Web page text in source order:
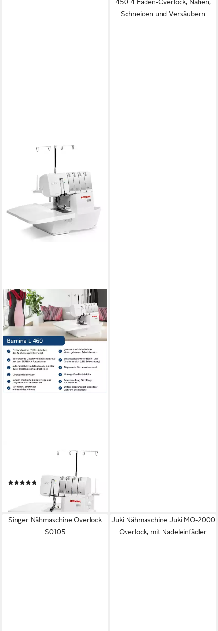
Overlock-Nähmaschine -
L460 4 Faden-Overlock
(1)
1.199,00 €
lieferbar - in 2-3 Werktagen bei dir
450 4 Faden-Overlock, Nähen,
Schneiden und Versäubern
Singer Nähmaschine Overlock
S0105
Juki Nähmaschine Juki MO-2000
Overlock, mit Nadeleinfädler